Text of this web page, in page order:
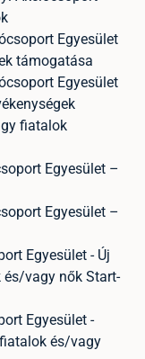
Egyesület
támogatása
Egyesület
fiatalok
Egyesület –
Egyesület –
Egyesület - Új
vagy nők Start-
Egyesület -
és/vagy